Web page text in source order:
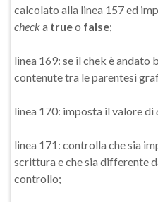
calcolato alla linea 157 ed
checka trueo false;
linea 169: se il chek è andato
contenute tra le parentesi
linea 170: imposta il valore di
linea 171: controlla che sia
scrittura e che sia differente
controllo;